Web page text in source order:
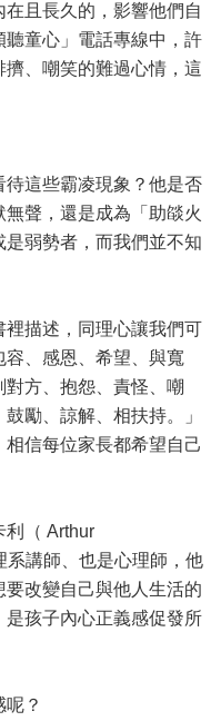
且長久的，影響他們自
童心」電話專線中，許
、嘲笑的難過心情，這
這些霸凌現象？他是否
聲，還是成為「助燄火
弱勢者，而我們並不知
裡描述，同理心讓我們可
容、感恩、希望、與寬
方、抱怨、責怪、嘲
勵、諒解、相扶持。」
信每位家長都希望自己
利（ Arthur
講師、也是心理師，他
改變自己與他人生活的
孩子內心正義感促發所
？